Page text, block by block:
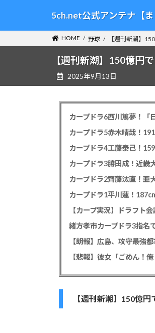
テ
ゲ
5ch.net公式アンテナ【
HOME 野球 【週刊新潮】
【週刊新潮】150億円
2025年9月13日
カープドラ6西川篤夢！「
カープドラ5赤木晴哉！
カープドラ4工藤泰己！
カープドラ3勝田成！近畿
カープドラ2齊藤汰直！亜
【カープ実況】ドラフト
緒方孝市カープドラ3指名
【朗報】広島、攻守最強
【週刊新潮】150億